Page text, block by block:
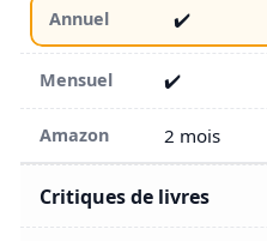
✔️
✔️
2 mois
Critiques de livres